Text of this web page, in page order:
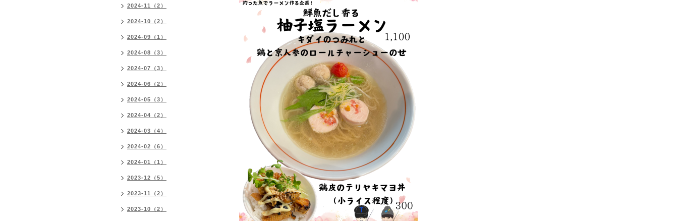
2024-11（2）
2024-10（2）
2024-09（1）
2024-08（3）
2024-07（3）
2024-06（2）
2024-05（3）
2024-04（2）
2024-03（4）
2024-02（6）
2024-01（1）
2023-12（5）
2023-11（2）
2023-10（2）